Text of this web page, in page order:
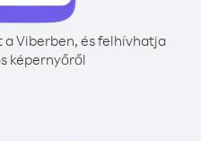
Viberben, és felhívhatja
képernyőről